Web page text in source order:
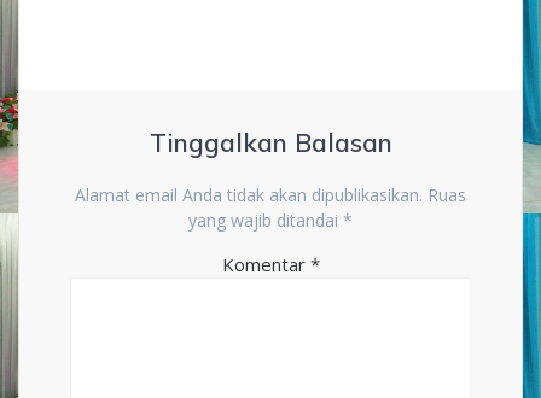
Tinggalkan Balasan
Alamat email Anda tidak akan dipublikasikan. Ruas
yang wajib ditandai *
Komentar *